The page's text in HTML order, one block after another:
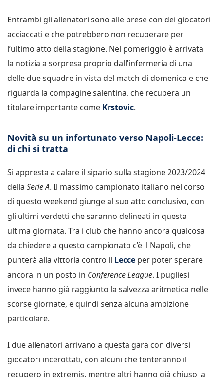
Entrambi gli allenatori sono alle prese con dei giocatori
acciaccati e che potrebbero non recuperare per
l’ultimo atto della stagione. Nel pomeriggio è arrivata
la notizia a sorpresa proprio dall’infermeria di una
delle due squadre in vista del match di domenica e che
riguarda la compagine salentina, che recupera un
titolare importante come Krstovic.
Novità su un infortunato verso Napoli-Lecce:
di chi si tratta
Si appresta a calare il sipario sulla stagione 2023/2024
della Serie A. Il massimo campionato italiano nel corso
di questo weekend giunge al suo atto conclusivo, con
gli ultimi verdetti che saranno delineati in questa
ultima giornata. Tra i club che hanno ancora qualcosa
da chiedere a questo campionato c’è il Napoli, che
punterà alla vittoria contro il Lecce per poter sperare
ancora in un posto in Conference League. I pugliesi
invece hanno già raggiunto la salvezza aritmetica nelle
scorse giornate, e quindi senza alcuna ambizione
particolare.
I due allenatori arrivano a questa gara con diversi
giocatori incerottati, con alcuni che tenteranno il
recupero in extremis, mentre altri hanno già chiuso la